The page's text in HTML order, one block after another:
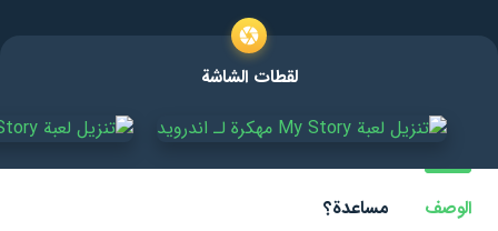
لقطات الشاشة
الوصف
مساعدة؟